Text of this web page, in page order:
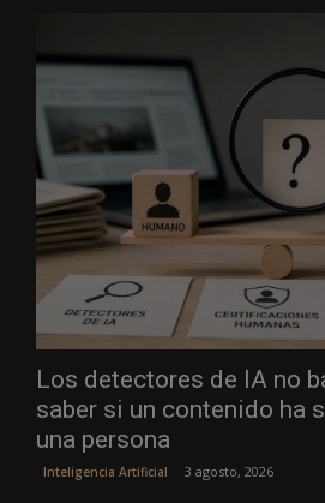
Los detectores de IA no
saber si un contenido ha
una persona
Inteligencia Artificial 3 agosto, 2026